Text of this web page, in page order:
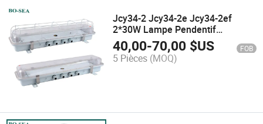
Jcy34-2 Jcy34-2e Jcy34-2ef
2*30W Lampe Pendentif
Fluorescente en Forme de Bateau
40,00-70,00 $US FOB
5 Pièces (MOQ)